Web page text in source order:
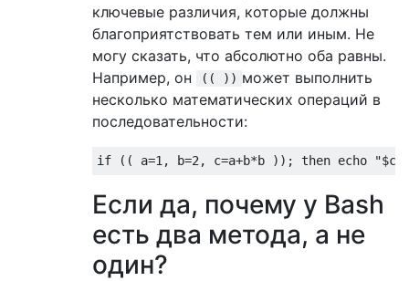
ключевые различия, которые должны
благоприятствовать тем или иным. Не
могу сказать, что абсолютно оба равны.
Например, он
(( )) может выполнить
несколько математических операций в
последовательности:
if (( a=1 , b=2 , c=a+b*b )); then echo "$c"
Если да, почему у Bash
есть два метода, а не
один?